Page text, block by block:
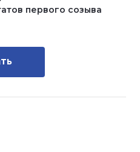
первого созыва